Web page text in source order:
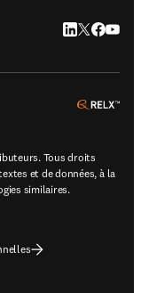
LinkedIn
Twitter
Tous droits
et de données, à la
similaires.